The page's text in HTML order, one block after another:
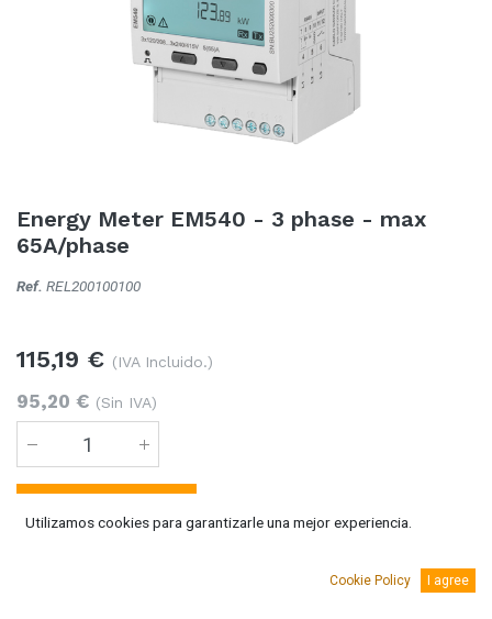
Energy Meter EM540 - 3 phase - max
65A/phase
Ref. REL200100100
115,19 € (IVA Incluido.)
95,20 € (Sin IVA)
Utilizamos cookies para garantizarle una mejor experiencia.
Cookie Policy I agree